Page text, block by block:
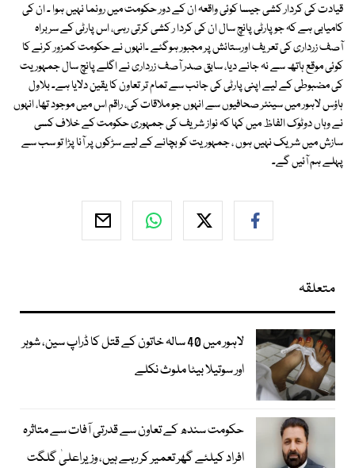
قیادت کی کردار کشی جیسا کوئی واقعہ ان کے دور حکومت میں رونما نہیں ہوا ۔ ان کی
کامیابی ہے کہ جو پارٹی پانچ سال ان کی کردا ر کشی کرتی رہی، اس پارٹی کے سربراہ
آصف زرداری کی تعریف اورستائش پر مجبور ہوگئے ۔انہوں نے حکومت کمزور کرنے کا
کوئی موقع ہاتھ سے نہ جانے دیا، سابق صدر آصف زرداری نے اگلے پانچ سال جمہوریت
کی مضبوطی کے لیے اپنی پارٹی کی جانب سے تمام تر تعاون کا یقین دلایا ہے۔ بلاول
ہاؤس لاہور میں سینئر صحافیوں سے انہوں جو ملاقات کی، راقم اس میں موجود تھا، انہوں
نے وہاں دوٹوک الفاظ میں کہا کہ نواز شریف کی جمہوری حکومت کے خلاف کسی
سازش میں شریک نہیں ہوں ، جمہوریت کو بچانے کے لیے سڑکوں پر آنا پڑا تو سب سے
پہلے ہم آئیں گے۔
متعلقہ
لاہور میں 40 سالہ خاتون کے قتل کا ڈراپ سین، شوہر
اور سوتیلا بیٹا ملوث نکلے
حکومت سندھ کے تعاون سے قدرتی آفات سے متاثرہ
افراد کیلئے گھر تعمیر کر رہے ہیں، وزیراعلیٰ گلگت